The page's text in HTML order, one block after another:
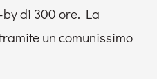
di 300 ore. La
un comunissimo